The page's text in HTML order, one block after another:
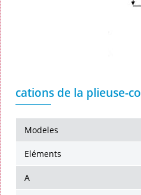
cations de la plieuse-
Modeles
Eléments
A